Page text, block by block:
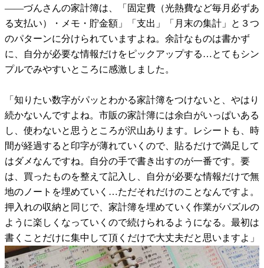
――づんさんの家計簿は、「固定費（光熱費など毎月必ずあ
る支払い）・メモ・貯金額」「支出」「月末の集計」と３つ
のパターンに分けられていますよね。余計なものは書かず
に、自分が必要な情報だけをピックアップする…とてもシン
プルでみやすいところに感激しました。
「知りたい数字がパッとわかる家計簿をつけないと、やはり
続かないんですよね。市販の家計簿には余白がいっぱいある
し、使わないと思うところが沢山あります。レシートも、時
間が経過すると印字が薄れていくので、貼るだけで満足して
はダメなんですね。自分の手で書き出すのが一番です。要
は、買ったものを整えて記入し、自分が必要な情報だけで無
地のノートを埋めていく…ただそれだけのことなんですよ。
押入れの収納と同じで、家計簿を埋めていく作業がパズルの
ように楽しくなっていくので続けられるようになる。最初は
書くことだけに集中して頂くだけで大丈夫だと思いますよ」